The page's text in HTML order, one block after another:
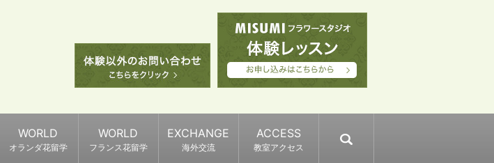
WORLD
オランダ花留学
WORLD
フランス花留学
EXCHANGE
海外交流
ACCESS
教室アクセス